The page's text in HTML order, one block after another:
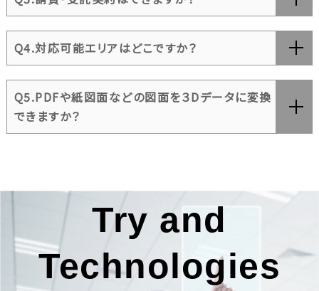
Q4.対応可能エリアはどこですか？
Q5.PDFや紙図面などの図面を３Dデータに変換
できますか？
Try and
Technologies